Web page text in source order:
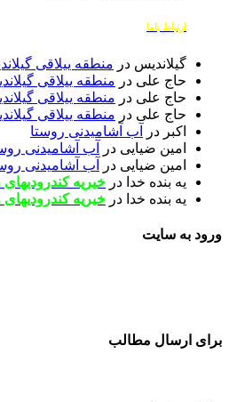
ارتباط باما
گیلاندیس در منطقه ییلاقی
حاج علی در منطقه ییلاقی
حاج علی در منطقه ییلاقی
حاج علی در منطقه ییلاقی
اکبر در
آب آشامیدنی روستا
امین ضیایی در
آب آشامیدنی
امین ضیایی در
آب آشامیدنی
یه بنده خدا در خیریه
یه بنده خدا در خیریه
ورود به سایت
برای ارسال مطالب